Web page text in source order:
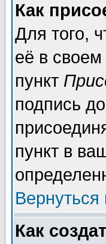
Как
Для того,
её в
пункт
подпись
пункт в
Вернуться
Как